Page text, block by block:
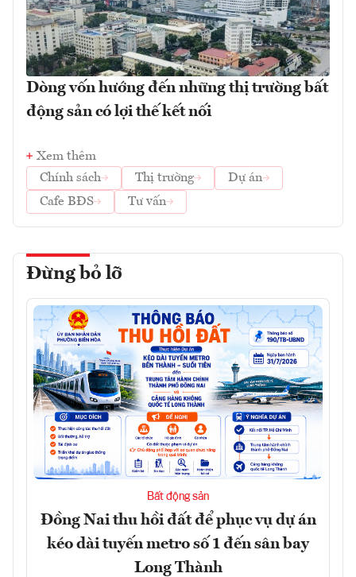
Dòng vốn hướng đến những thị trường bất
động sản có lợi thế kết nối
Xem thêm
Chính sách
Thị trường
Dự án
Cafe BĐS
Tư vấn
Đừng bỏ lỡ
Bất động sản
Đồng Nai thu hồi đất để phục vụ dự án
kéo dài tuyến metro số 1 đến sân bay
Long Thành